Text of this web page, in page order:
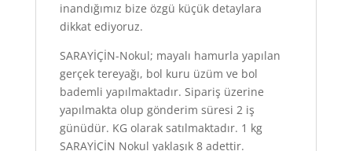
inandığımız bize özgü küçük detaylara
dikkat ediyoruz.
SARAYİÇİN-Nokul; mayalı hamurla yapılan
gerçek tereyağı, bol kuru üzüm ve bol
bademli yapılmaktadır. Sipariş üzerine
yapılmakta olup gönderim süresi 2 iş
günüdür. KG olarak satılmaktadır. 1 kg
SARAYİÇİN Nokul yaklaşık 8 adettir.